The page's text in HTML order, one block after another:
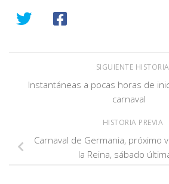
SIGUIENTE HISTORIA
Instantáneas a pocas horas de
carnaval
HISTORIA PREVIA
Carnaval de Germania, próximo
la Reina, sábado